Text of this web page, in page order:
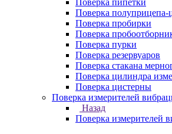
Поверка пипетки
Поверка полуприцепа-
Поверка пробирки
Поверка
Поверка пурки
Поверка резервуаров
Поверка стакана
Поверка цилиндра
Поверка цистерны
Поверка измерителей
Назад
Поверка измерителей